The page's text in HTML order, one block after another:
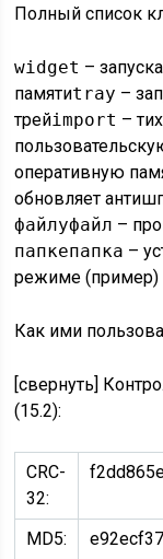
Полный список
widget –
памятиtray –
трейimport –
оперативную
обновляет
файлуфайл –
папкепапка –
режиме (пример)
Как ими
[свернуть]
(15.2):
CRC-
32:
MD5: